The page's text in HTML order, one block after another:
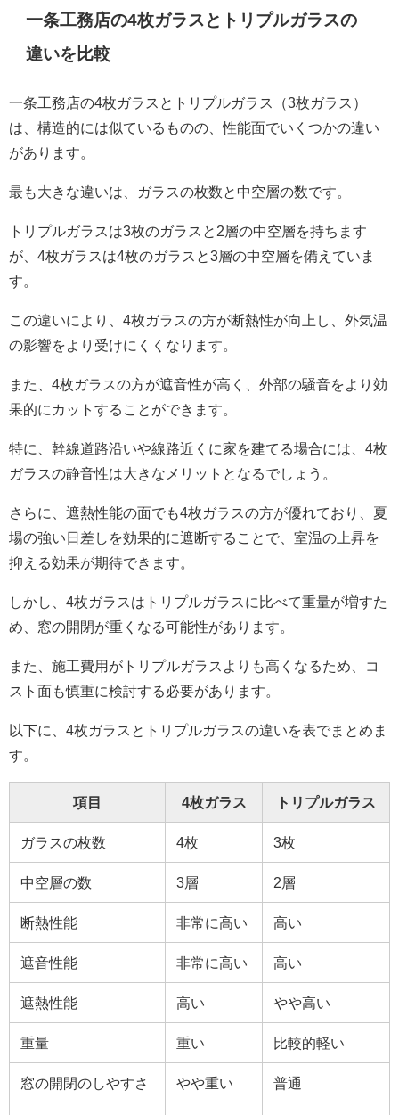
一条工務店の4枚ガラスとトリプルガラスの
違いを比較
一条工務店の4枚ガラスとトリプルガラス（3枚ガラス）
は、構造的には似ているものの、性能面でいくつかの違い
があります。
最も大きな違いは、ガラスの枚数と中空層の数です。
トリプルガラスは3枚のガラスと2層の中空層を持ちます
が、4枚ガラスは4枚のガラスと3層の中空層を備えていま
す。
この違いにより、4枚ガラスの方が断熱性が向上し、外気温
の影響をより受けにくくなります。
また、4枚ガラスの方が遮音性が高く、外部の騒音をより効
果的にカットすることができます。
特に、幹線道路沿いや線路近くに家を建てる場合には、4枚
ガラスの静音性は大きなメリットとなるでしょう。
さらに、遮熱性能の面でも4枚ガラスの方が優れており、夏
場の強い日差しを効果的に遮断することで、室温の上昇を
抑える効果が期待できます。
しかし、4枚ガラスはトリプルガラスに比べて重量が増すた
め、窓の開閉が重くなる可能性があります。
また、施工費用がトリプルガラスよりも高くなるため、コ
スト面も慎重に検討する必要があります。
以下に、4枚ガラスとトリプルガラスの違いを表でまとめま
す。
項目 4枚ガラス トリプルガラス
ガラスの枚数 4枚 3枚
中空層の数 3層 2層
断熱性能 非常に高い 高い
遮音性能 非常に高い 高い
遮熱性能 高い やや高い
重量 重い 比較的軽い
窓の開閉のしやすさ やや重い 普通